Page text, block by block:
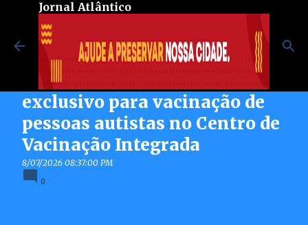
Pular para o conteúdo principal
Jornal Atlântico
Maricá inaugura espaço
exclusivo para vacinação de
pessoas autistas no Centro de
Vacinação Integrada
8/07/2026 08:37:00 PM
0